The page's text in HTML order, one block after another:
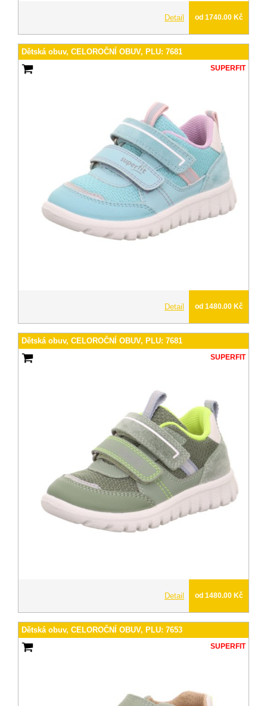
Detail od 1740.00 Kč
Dětská obuv, CELOROČNÍ OBUV, PLU: 7681
SUPERFIT
Detail od 1480.00 Kč
Dětská obuv, CELOROČNÍ OBUV, PLU: 7681
SUPERFIT
Detail od 1480.00 Kč
Dětská obuv, CELOROČNÍ OBUV, PLU: 7653
SUPERFIT